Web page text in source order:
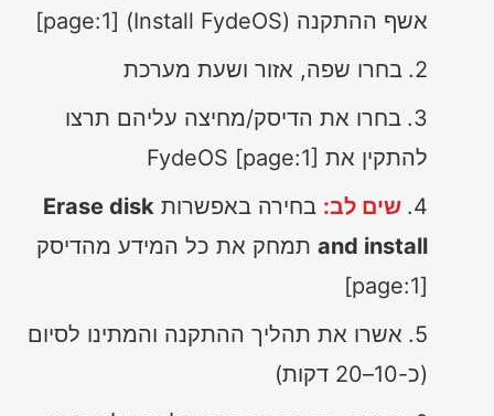
אשף ההתקנה (Install FydeOS) [page:1]
בחרו שפה, אזור ושעת מערכת
בחרו את הדיסק/מחיצה עליהם תרצו
להתקין את FydeOS [page:1]
שים לב: בחירה באפשרות Erase disk
and install תמחק את כל המידע מהדיסק
[page:1]
אשרו את תהליך ההתקנה והמתינו לסיום
(כ-10–20 דקות)